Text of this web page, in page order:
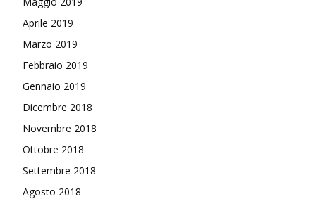
Aprile 2019
Marzo 2019
Febbraio 2019
Gennaio 2019
Dicembre 2018
Novembre 2018
Ottobre 2018
Settembre 2018
Agosto 2018